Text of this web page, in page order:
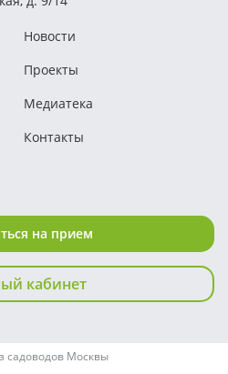
Новости
Проекты
Медиатека
Контакты
на прием
кабинет
садоводов Москвы